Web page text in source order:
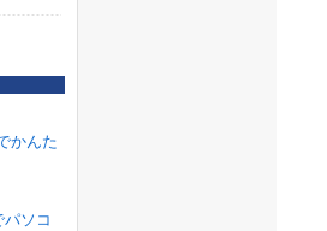
かんた
ソコ